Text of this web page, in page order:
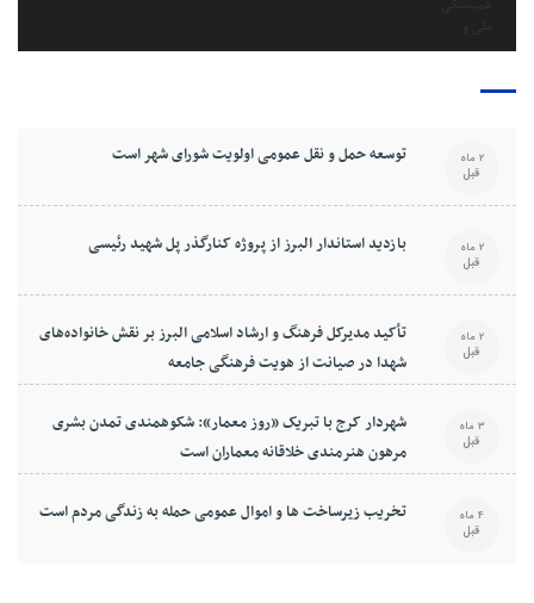
توسعه حمل و نقل عمومی اولویت شورای شهر است 2 ماه
قبل
بازدید استاندار البرز از پروژه کنارگذر پل شهید رئیسی 2 ماه
قبل
تأکید مدیرکل فرهنگ و ارشاد اسلامی البرز بر نقش خانواده‌های
شهدا در صیانت از هویت فرهنگی جامعه
2 ماه
قبل
شهردار کرج با تبریک «روز معمار»: شکوهمندی تمدن بشری
مرهون هنرمندی خلاقانه معماران است
3 ماه
قبل
تخریب زیرساخت ها و اموال عمومی حمله به زندگی مردم است 4 ماه
قبل